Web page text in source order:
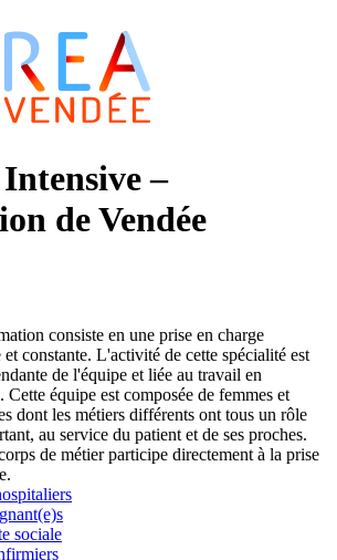
–
de Vendée
consiste en une prise en charge
et constante. L'activité de cette spécialité est
de l'équipe et liée au travail en
Cette équipe est composée de femmes et
dont les métiers différents ont tous un rôle
au service du patient et de ses proches.
de métier participe directement à la prise
sociale